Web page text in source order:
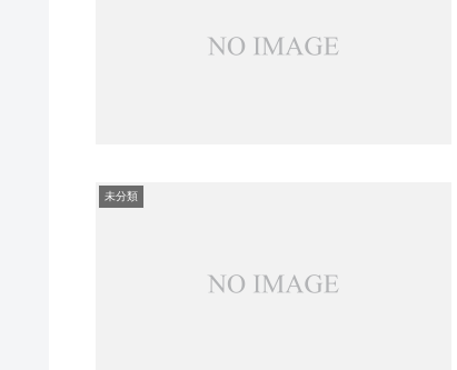
未分類